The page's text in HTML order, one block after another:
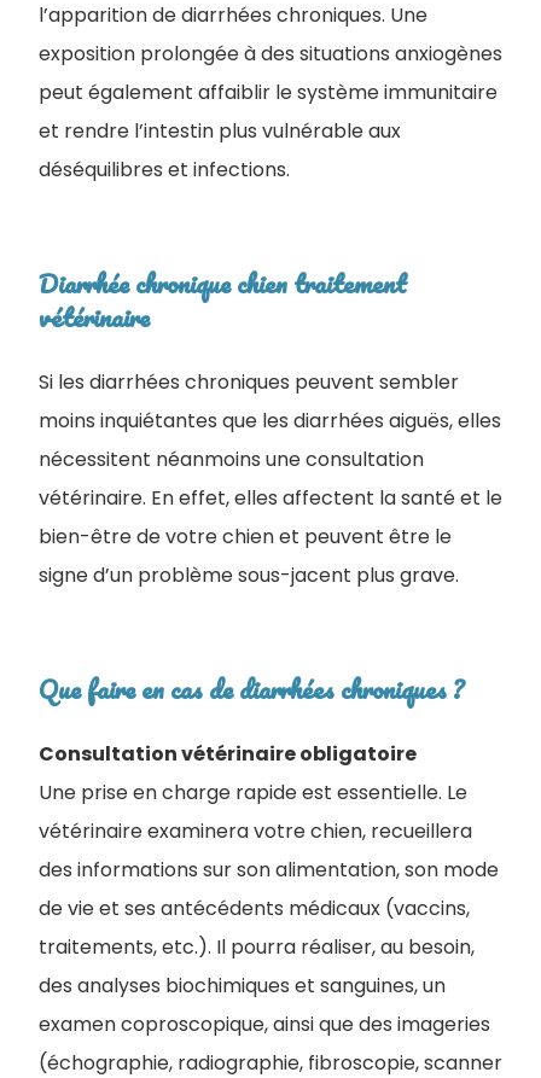
l’apparition de diarrhées chroniques. Une
exposition prolongée à des situations anxiogènes
peut également affaiblir le système immunitaire
et rendre l’intestin plus vulnérable aux
déséquilibres et infections.
Diarrhée chronique chien traitement
vétérinaire
​Si les diarrhées chroniques peuvent sembler
moins inquiétantes que les diarrhées aiguës, elles
nécessitent néanmoins une consultation
vétérinaire. En effet, elles affectent la santé et le
bien-être de votre chien et peuvent être le
signe d’un problème sous-jacent plus grave.
Que faire en cas de diarrhées chroniques ?
Consultation vétérinaire obligatoire
Une prise en charge rapide est essentielle. Le
vétérinaire examinera votre chien, recueillera
des informations sur son alimentation, son mode
de vie et ses antécédents médicaux (vaccins,
traitements, etc.). Il pourra réaliser, au besoin,
des analyses biochimiques et sanguines, un
examen coproscopique, ainsi que des imageries
(échographie, radiographie, fibroscopie, scanner